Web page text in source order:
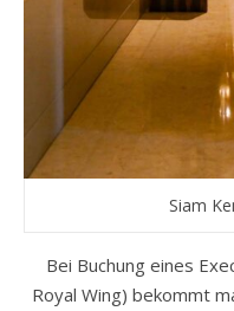
Siam
Bei Buchung eines
Royal Wing) bekommt